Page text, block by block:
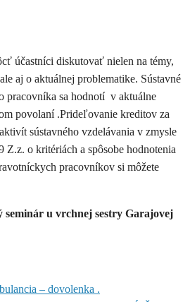
účastníci diskutovať nielen na témy,
aj o aktuálnej problematike. Sústavné
pracovníka sa hodnotí v aktuálne
povolaní .Prideľovanie kreditov za
sústavného vzdelávania v zmysle
o kritériách a spôsobe hodnotenia
pracovníkov si môžete
seminár u vrchnej sestry Garajovej
– dovolenka .